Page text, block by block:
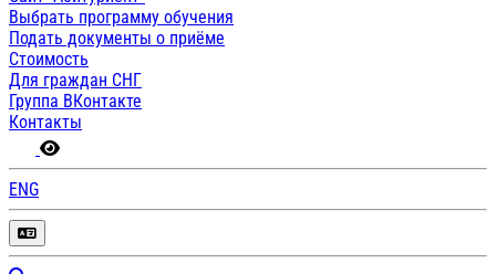
Выбрать программу обучения
Подать документы о приёме
Стоимость
Для граждан СНГ
Группа ВКонтакте
Контакты
ENG